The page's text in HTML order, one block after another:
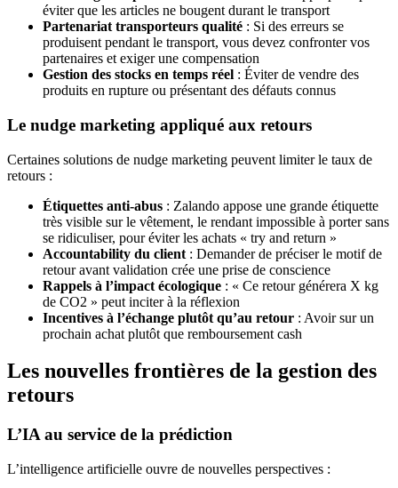
éviter que les articles ne bougent durant le transport
Partenariat transporteurs qualité : Si des erreurs se
produisent pendant le transport, vous devez confronter vos
partenaires et exiger une compensation
Gestion des stocks en temps réel : Éviter de vendre des
produits en rupture ou présentant des défauts connus
Le nudge marketing appliqué aux retours
Certaines solutions de nudge marketing peuvent limiter le taux de
retours :
Étiquettes anti-abus : Zalando appose une grande étiquette
très visible sur le vêtement, le rendant impossible à porter sans
se ridiculiser, pour éviter les achats « try and return »
Accountability du client : Demander de préciser le motif de
retour avant validation crée une prise de conscience
Rappels à l’impact écologique : « Ce retour générera X kg
de CO2 » peut inciter à la réflexion
Incentives à l’échange plutôt qu’au retour : Avoir sur un
prochain achat plutôt que remboursement cash
Les nouvelles frontières de la gestion des
retours
L’IA au service de la prédiction
L’intelligence artificielle ouvre de nouvelles perspectives :